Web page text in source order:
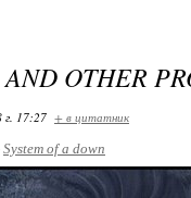
OTHER
г. 17:27 + в цитатник
System of a down